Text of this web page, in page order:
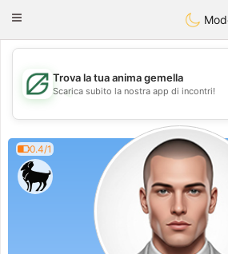
Toggle
💖
💕
Trova la tua anima gemella
Scarica subito la nostra app di incontri!
0.4/1